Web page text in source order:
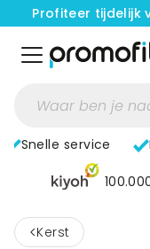
Profiteer tijdelijk
Snelle service
< Kerst